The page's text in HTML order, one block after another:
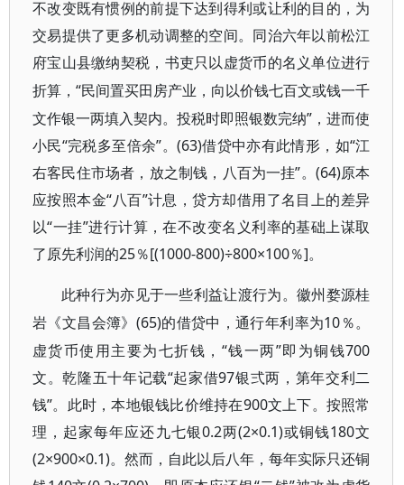
不改变既有惯例的前提下达到得利或让利的目的，为
交易提供了更多机动调整的空间。同治六年以前松江
府宝山县缴纳契税，书吏只以虚货币的名义单位进行
折算，“民间置买田房产业，向以价钱七百文或钱一千
文作银一两填入契内。投税时即照银数完纳”，进而使
小民“完税多至倍余”。(63)借贷中亦有此情形，如“江
右客民住市场者，放之制钱，八百为一挂”。(64)原本
应按照本金“八百”计息，贷方却借用了名目上的差异
以“一挂”进行计算，在不改变名义利率的基础上谋取
了原先利润的25％[(1000-800)÷800×100％]。
此种行为亦见于一些利益让渡行为。徽州婺源桂
岩《文昌会簿》 (65)的借贷中，通行年利率为10％。
虚货币使用主要为七折钱，“钱一两”即为铜钱700
文。乾隆五十年记载“起家借97银弍两，第年交利二
钱”。此时，本地银钱比价维持在900文上下。按照常
理，起家每年应还九七银0.2两(2×0.1)或铜钱180文
(2×900×0.1)。然而，自此以后八年，每年实际只还铜